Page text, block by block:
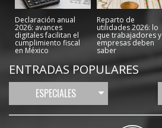
Declaración anual
2026: avances
digitales facilitan el
cumplimiento fiscal
en México
Reparto de
utilidades 2026: lo
que trabajadores y
empresas deben
saber
ENTRADAS POPULARES
ESPECIALES